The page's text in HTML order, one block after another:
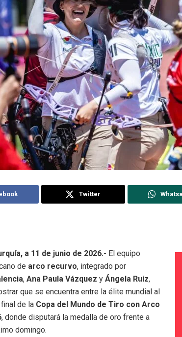
Twitter
a 11 de junio de 2026.- El equipo
de arco recurvo, integrado por
, Ana Paula Vázquez y Ángela Ruiz,
que se encuentra entre la élite mundial al
de la Copa del Mundo de Tiro con Arco
, donde disputará la medalla de oro frente a
domingo.